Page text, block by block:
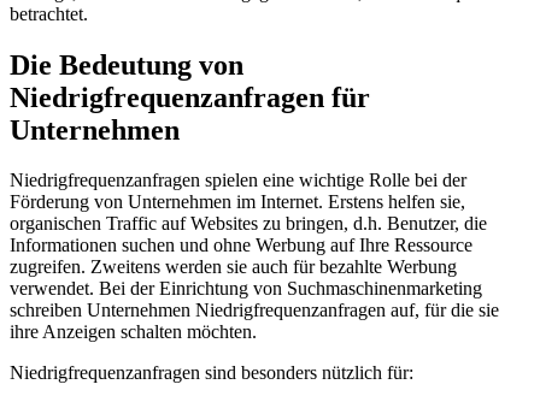
betrachtet.
Die Bedeutung von
Niedrigfrequenzanfragen für
Unternehmen
Niedrigfrequenzanfragen spielen eine wichtige Rolle bei der
Förderung von Unternehmen im Internet. Erstens helfen sie,
organischen Traffic auf Websites zu bringen, d.h. Benutzer, die
Informationen suchen und ohne Werbung auf Ihre Ressource
zugreifen. Zweitens werden sie auch für bezahlte Werbung
verwendet. Bei der Einrichtung von Suchmaschinenmarketing
schreiben Unternehmen Niedrigfrequenzanfragen auf, für die sie
ihre Anzeigen schalten möchten.
Niedrigfrequenzanfragen sind besonders nützlich für: